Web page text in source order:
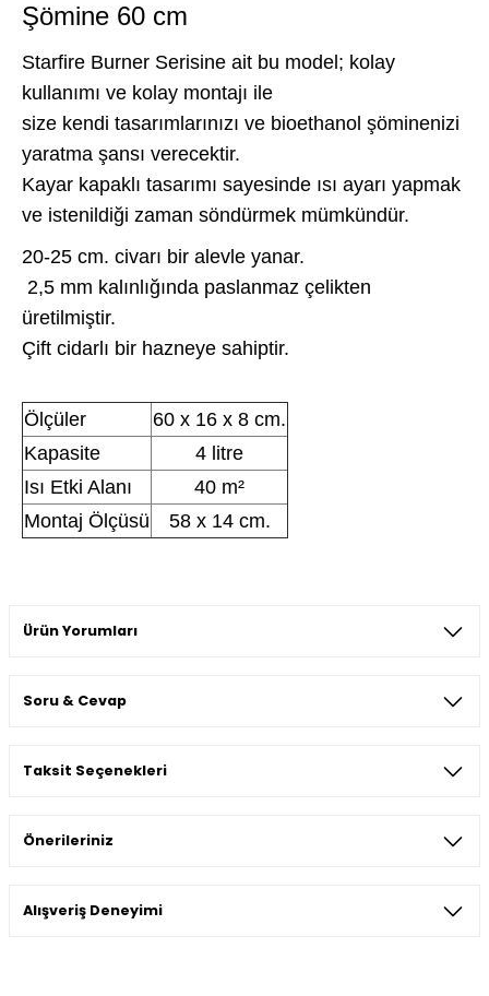
Şömine 60 cm
Starfire Burner Serisine ait bu model; kolay
kullanımı ve kolay montajı ile
size kendi tasarımlarınızı ve bioethanol şöminenizi
yaratma şansı verecektir.
Kayar kapaklı tasarımı sayesinde ısı ayarı yapmak
ve istenildiği zaman söndürmek mümkündür.
20-25 cm. civarı bir alevle yanar.
2,5 mm kalınlığında paslanmaz çelikten
üretilmiştir.
Çift cidarlı bir hazneye sahiptir.
Ölçüler
60 x 16 x 8 cm.
Kapasite
4 litre
Isı Etki Alanı
40 m²
Montaj Ölçüsü
58 x 14 cm.
Ürün Yorumları
Soru & Cevap
Taksit Seçenekleri
Önerileriniz
Bu ürünün fiyat bilgisi, resim, ürün açıklamalarında ve diğer
konularda yetersiz gördüğünüz noktaları öneri formunu
Alışveriş Deneyimi